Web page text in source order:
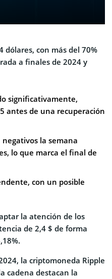
dólares, con más del 70%
a finales de 2024 y
significativamente,
antes de una recuperación
la semana
lo que marca el final de
con un posible
la atención de los
de 2,4 $ de forma
la criptomoneda Ripple
cadena destacan la